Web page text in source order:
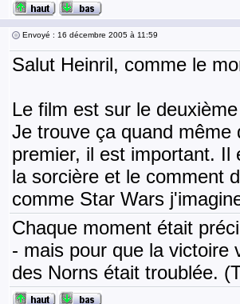
Envoyé : 16 décembre 2005 à 11:59
Salut Heinril, comme le
Le film est sur le
Je trouve ça quand même
premier, il est important. Il
la sorcière et le comment
comme Star Wars
Chaque moment était
- mais pour que la victoire
des Norns était troublée.